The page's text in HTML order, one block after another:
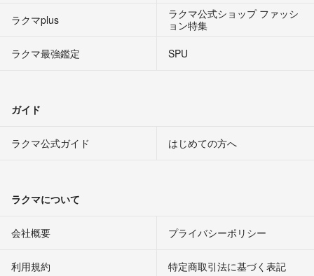
ラクマplus
ラクマ公式ショップ ファッシ
ョン特集
ラクマ最強鑑定
SPU
ガイド
ラクマ公式ガイド はじめての方へ
ラクマについて
会社概要 プライバシーポリシー
利用規約 特定商取引法に基づく表記